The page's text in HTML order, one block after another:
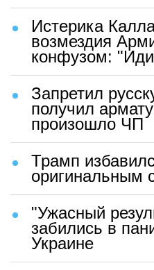
Истерика
возмездия
конфузом:
Запретил
получил
произошло ЧП
Трамп
оригинальным
"Ужасный
забились в
Украине